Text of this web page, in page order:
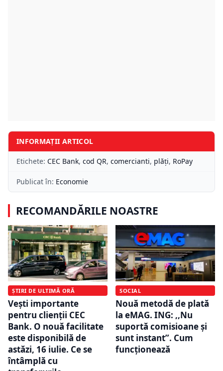
INFORMAȚII ARTICOL
Etichete: CEC Bank, cod QR, comercianti, plăți, RoPay
Publicat în: Economie
RECOMANDĂRILE NOASTRE
ȘTIRI DE ULTIMĂ ORĂ
Vești importante
pentru clienții CEC
Bank. O nouă facilitate
este disponibilă de
astăzi, 16 iulie. Ce se
întâmplă cu
SOCIAL
Nouă metodă de plată
la eMAG. ING: ,,Nu
suportă comisioane și
sunt instant”. Cum
funcționează